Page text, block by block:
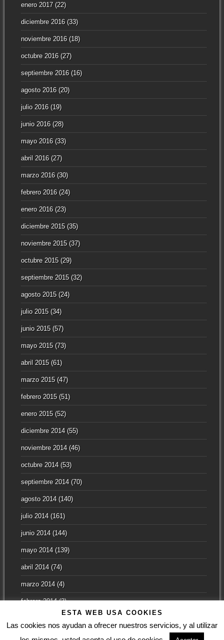
enero 2017(22)
diciembre 2016(33)
noviembre 2016(18)
octubre 2016(27)
septiembre 2016(16)
agosto 2016(20)
julio 2016(19)
junio 2016(28)
mayo 2016(33)
abril 2016(27)
marzo 2016(30)
febrero 2016(24)
enero 2016(23)
diciembre 2015(35)
noviembre 2015(37)
octubre 2015(29)
septiembre 2015(32)
agosto 2015(24)
julio 2015(34)
junio 2015(57)
mayo 2015(73)
abril 2015(61)
marzo 2015(47)
febrero 2015(51)
enero 2015(52)
diciembre 2014(55)
noviembre 2014(46)
octubre 2014(53)
septiembre 2014(70)
agosto 2014(140)
julio 2014(161)
junio 2014(144)
mayo 2014(139)
abril 2014(74)
marzo 2014(4)
febrero 2014(3)
ESTA WEB USA COOKIES
Las cookies nos ayudan a ofrecer nuestros servicios, y al utilizar